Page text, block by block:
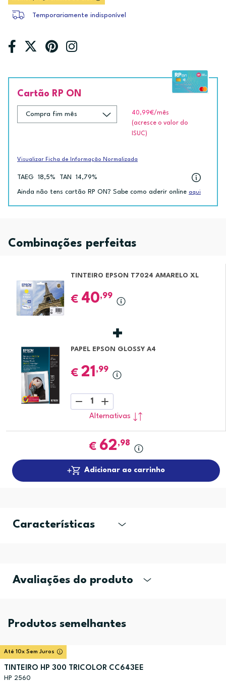
Temporariamente indisponível
Cartão RP ON
40,99€/mês
(acresce o valor do
ISUC)
Visualizar Ficha de Informação Normalizada
TAEG 18,5% TAN 14,79%
Ainda não tens cartão RP ON? Sabe como aderir online aqui
Combinações perfeitas
TINTEIRO EPSON T7024 AMARELO XL
€ 40,99
PAPEL EPSON GLOSSY A4
€ 21 ,99
1
Alternativas
€ 62,98
Adicionar ao carrinho
Características
Avaliações do produto
Produtos semelhantes
Até 10x Sem Juros
TINTEIRO HP 300 TRICOLOR CC643EE
HP 2560